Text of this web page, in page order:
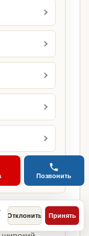
запросу
Отклонить Принять
Позвонить